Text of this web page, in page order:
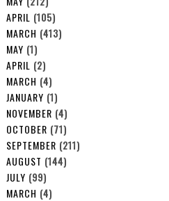
APRIL (105)
MARCH (413)
MAY (1)
APRIL (2)
MARCH (4)
JANUARY (1)
NOVEMBER (4)
OCTOBER (71)
SEPTEMBER (211)
AUGUST (144)
JULY (99)
MARCH (4)